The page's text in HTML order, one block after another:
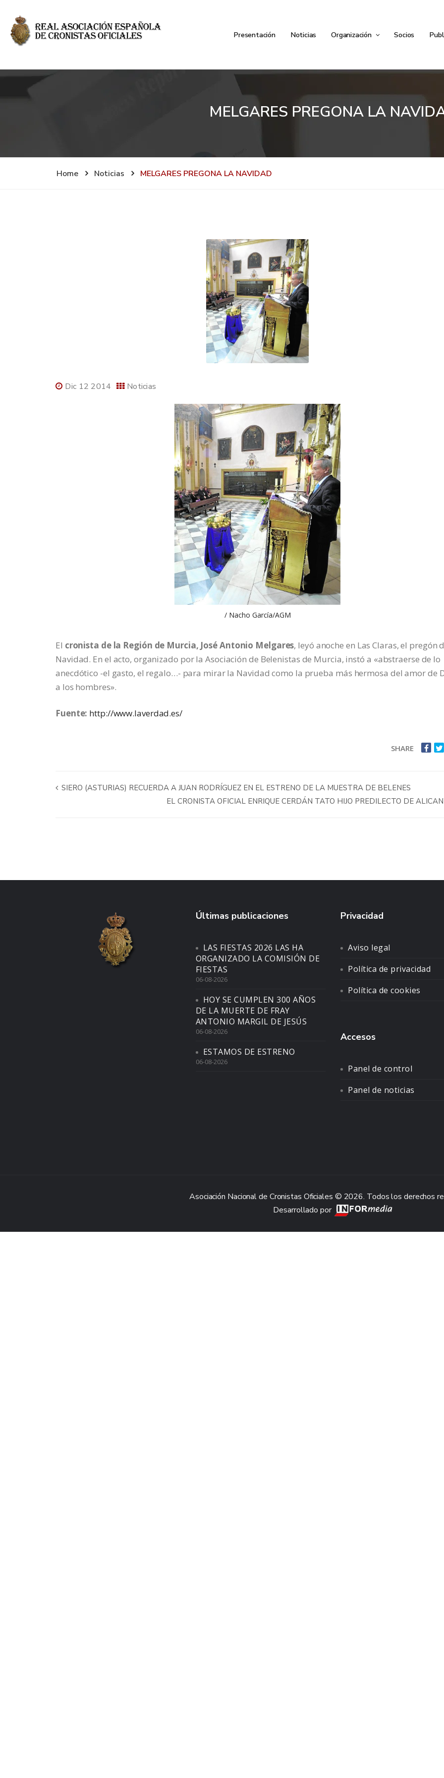
Presentación Noticias Organización Socios
MELGARES PREGONA LA
Home Noticias MELGARES PREGONA LA NAVIDAD
Dic 12 2014 Noticias
/ Nacho García/AGM
El cronista de la Región de Murcia, José Antonio Melgares, leyó anoche en Las Claras, el pregón
Navidad. En el acto, organizado por la Asociación de Belenistas de Murcia, instó a «abstraerse de lo
anecdótico -el gasto, el regalo…- para mirar la Navidad como la prueba más hermosa del amor de
a los hombres».
Fuente: http://www.laverdad.es/
SHARE
SIERO (ASTURIAS) RECUERDA A JUAN RODRÍGUEZ EN EL ESTRENO DE LA MUESTRA DE BELENES
EL CRONISTA OFICIAL ENRIQUE CERDÁN TATO HIJO PREDILECTO DE
Últimas publicaciones
LAS FIESTAS 2026 LAS HA
ORGANIZADO LA COMISIÓN DE
FIESTAS
06-08-2026
HOY SE CUMPLEN 300 AÑOS
DE LA MUERTE DE FRAY
ANTONIO MARGIL DE JESÚS
06-08-2026
ESTAMOS DE ESTRENO
06-08-2026
Privacidad
Aviso legal
Política de privacidad
Política de cookies
Accesos
Panel de control
Panel de noticias
Asociación Nacional de Cronistas Oficiales © 2026. Todos los derechos
Desarrollado por